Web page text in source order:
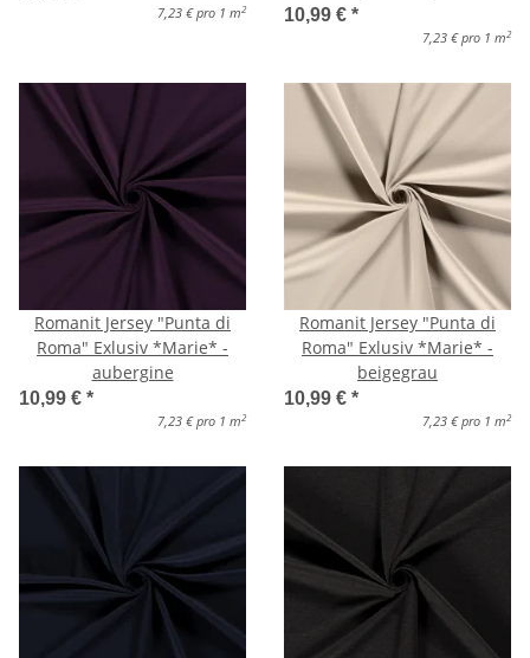
7,23 € pro 1 m 2 10,99 € *
7,23 € pro 1 m 2
Romanit Jersey "Punta di
Roma" Exlusiv *Marie* -
aubergine
10,99 € *
7,23 € pro 1 m 2
Romanit Jersey "Punta di
Roma" Exlusiv *Marie* -
beigegrau
10,99 € *
7,23 € pro 1 m 2